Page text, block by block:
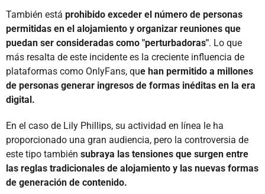
También está prohibido exceder el número de personas
permitidas en el alojamiento y organizar reuniones que
puedan ser consideradas como "perturbadoras". Lo que
más resalta de este incidente es la creciente influencia de
plataformas como OnlyFans, que han permitido a millones
de personas generar ingresos de formas inéditas en la era
digital.
En el caso de Lily Phillips, su actividad en línea le ha
proporcionado una gran audiencia, pero la controversia de
este tipo también subraya las tensiones que surgen entre
las reglas tradicionales de alojamiento y las nuevas formas
de generación de contenido.